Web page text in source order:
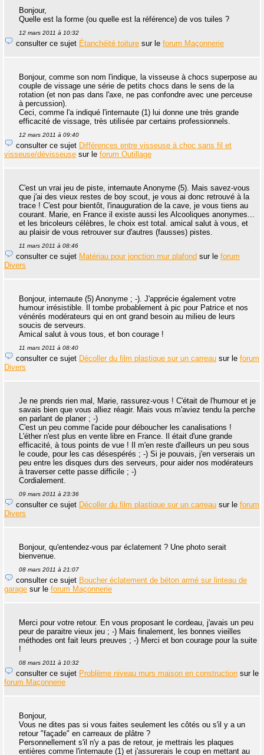
Bonjour,
Quelle est la forme (ou quelle est la référence) de vos tuiles ?
12 mars 2011 à 10:32
consulter ce sujet Étanchéité toiture sur le forum Maçonnerie
Bonjour, comme son nom l'indique, la visseuse à chocs superpose au
couple de vissage une série de petits chocs dans le sens de la
rotation (et non pas dans l'axe, ne pas confondre avec une perceuse
à percussion).
Ceci, comme l'a indiqué l'internaute (1) lui donne une très grande
efficacité de vissage, très utilisée par certains professionnels.
12 mars 2011 à 09:40
consulter ce sujet Différences entre visseuse à choc sans fil et
visseuse/dévisseuse sur le forum Outillage
C'est un vrai jeu de piste, internaute Anonyme (5). Mais savez-vous
que j'ai des vieux restes de boy scout, je vous ai donc retrouvé à la
trace ! C'est pour bientôt, l'inauguration de la cave, je vous tiens au
courant. Marie, en France il existe aussi les Alcooliques anonymes...
et les bricoleurs célèbres, le choix est total. amical salut à vous, et
au plaisir de vous retrouver sur d'autres (fausses) pistes.
11 mars 2011 à 08:46
consulter ce sujet Matériau pour jonction mur plafond sur le forum
Divers
Bonjour, internaute (5) Anonyme ; -). J'apprécie également votre
humour irrésistible. Il tombe probablement à pic pour Patrice et nos
vénérés modérateurs qui en ont grand besoin au milieu de leurs
soucis de serveurs.
Amical salut à vous tous, et bon courage !
11 mars 2011 à 08:40
consulter ce sujet Décoller du film plastique sur un carreau sur le forum
Divers
Je ne prends rien mal, Marie, rassurez-vous ! C'était de l'humour et je
savais bien que vous alliez réagir. Mais vous m'aviez tendu la perche
en parlant de planer ; -)
C'est un peu comme l'acide pour déboucher les canalisations !
L'éther n'est plus en vente libre en France. Il était d'une grande
efficacité, à tous points de vue ! Il m'en reste d'ailleurs un peu sous
le coude, pour les cas désespérés ; -) Si je pouvais, j'en verserais un
peu entre les disques durs des serveurs, pour aider nos modérateurs
à traverser cette passe difficile ; -)
Cordialement.
09 mars 2011 à 23:36
consulter ce sujet Décoller du film plastique sur un carreau sur le forum
Divers
Bonjour, qu'entendez-vous par éclatement ? Une photo serait
bienvenue.
08 mars 2011 à 21:07
consulter ce sujet Boucher éclatement de béton armé sur linteau de
garage sur le forum Maçonnerie
Merci pour votre retour. En vous proposant le cordeau, j'avais un peu
peur de paraitre vieux jeu ; -) Mais finalement, les bonnes vieilles
méthodes ont fait leurs preuves ; -) Merci et bon courage pour la suite
!
08 mars 2011 à 10:32
consulter ce sujet Problème niveau murs maison en construction sur le
forum Maçonnerie
Bonjour,
Vous ne dites pas si vous faites seulement les côtés ou s'il y a un
retour "façade" en carreaux de plâtre ?
Personnellement s'il n'y a pas de retour, je mettrais les plaques
entières comme l'internaute (1) et j'assurerais le coup en mettant au